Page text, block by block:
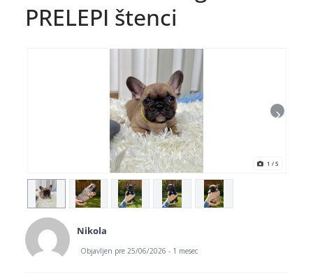
PRELEPI štenci
1 / 5
Nikola
Objavljen pre 25/06/2026 - 1 mesec